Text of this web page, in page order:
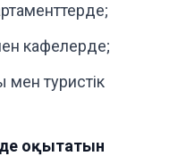
кафелерде;
мен туристік
оқытатын